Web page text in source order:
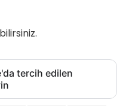
tercih edilen